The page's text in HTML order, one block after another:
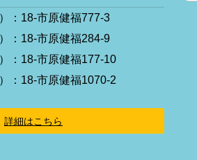
：18-市原健福777-3
：18-市原健福284-9
：18-市原健福177-10
：18-市原健福1070-2
詳細はこちら